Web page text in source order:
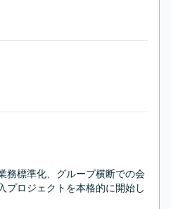
務標準化、グループ横断での会
プロジェクトを本格的に開始し